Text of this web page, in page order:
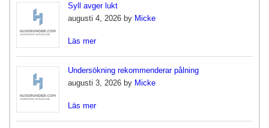
Syll avger lukt
augusti 4, 2026 by Micke
Läs mer
Undersökning rekommenderar pålning
augusti 3, 2026 by Micke
Läs mer